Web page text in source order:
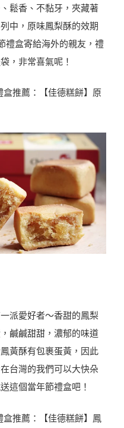
鬆香、不黏牙，夾藏著
中，原味鳳梨酥的效期
禮盒寄給海外的親友，禮
，非常喜氣呢！
推薦：【佳德糕餅】原
派愛好者～香甜的鳳梨
鹹鹹甜甜，濃郁的味道
黃酥有包裹蛋黃，因此
台灣的我們可以大快朵
這個當年節禮盒吧！
推薦：【佳德糕餅】鳳